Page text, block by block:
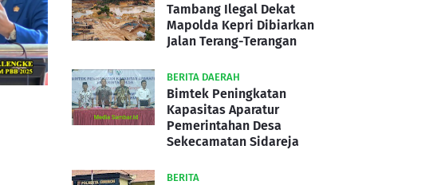
Tambang Ilegal Dekat
Mapolda Kepri Dibiarkan
Jalan Terang-Terangan
BERITA DAERAH
Bimtek Peningkatan
Kapasitas Aparatur
Pemerintahan Desa
Sekecamatan Sidareja
BERITA